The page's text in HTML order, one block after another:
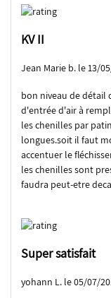
KV II
Jean Marie b. le 13/
bon niveau de détail
d'entrée d'air à
les chenilles par
longues.soit il faut
accentuer le
les chenilles sont
faudra peut-etre
Super satisfait
yohann L. le 05/07/